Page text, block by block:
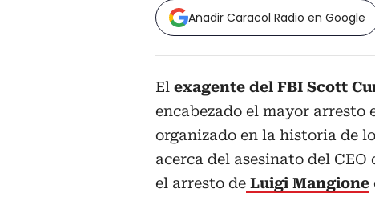
Añadir Caracol Radio en Google
El exagente del FBI Scott
encabezado el mayor arresto
organizado en la historia de
acerca del asesinato del
el arresto de Luigi Mangione